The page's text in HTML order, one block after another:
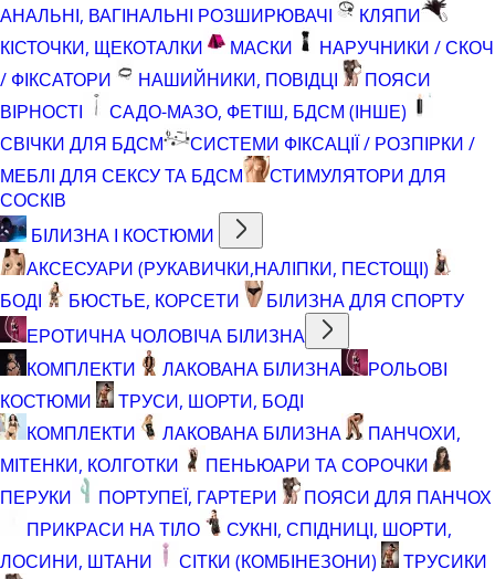
АНАЛЬНІ, ВАГІНАЛЬНІ РОЗШИРЮВАЧІ
КЛЯПИ
КІСТОЧКИ, ЩЕКОТАЛКИ
МАСКИ
НАРУЧНИКИ / СКОЧ
/ ФІКСАТОРИ
НАШИЙНИКИ, ПОВІДЦІ
ПОЯСИ
ВІРНОСТІ
САДО-МАЗО, ФЕТІШ, БДСМ (ІНШЕ)
СВІЧКИ ДЛЯ БДСМ
СИСТЕМИ ФІКСАЦІЇ / РОЗПІРКИ /
МЕБЛІ ДЛЯ СЕКСУ ТА БДСМ
СТИМУЛЯТОРИ ДЛЯ
СОСКІВ
БІЛИЗНА І КОСТЮМИ
АКСЕСУАРИ (РУКАВИЧКИ,НАЛІПКИ, ПЕСТОЩІ)
БОДІ
БЮСТЬЕ, КОРСЕТИ
БІЛИЗНА ДЛЯ СПОРТУ
ЕРОТИЧНА ЧОЛОВІЧА БІЛИЗНА
КОМПЛЕКТИ
ЛАКОВАНА БІЛИЗНА
РОЛЬОВІ
КОСТЮМИ
ТРУСИ, ШОРТИ, БОДІ
КОМПЛЕКТИ
ЛАКОВАНА БІЛИЗНА
ПАНЧОХИ,
МІТЕНКИ, КОЛГОТКИ
ПЕНЬЮАРИ ТА СОРОЧКИ
ПЕРУКИ
ПОРТУПЕЇ, ГАРТЕРИ
ПОЯСИ ДЛЯ ПАНЧОХ
ПРИКРАСИ НА ТІЛО
СУКНІ, СПІДНИЦІ, ШОРТИ,
ЛОСИНИ, ШТАНИ
СІТКИ (КОМБІНЕЗОНИ)
ТРУСИКИ